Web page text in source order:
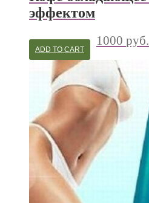
эффектом
1000 руб.
ADD TO CART